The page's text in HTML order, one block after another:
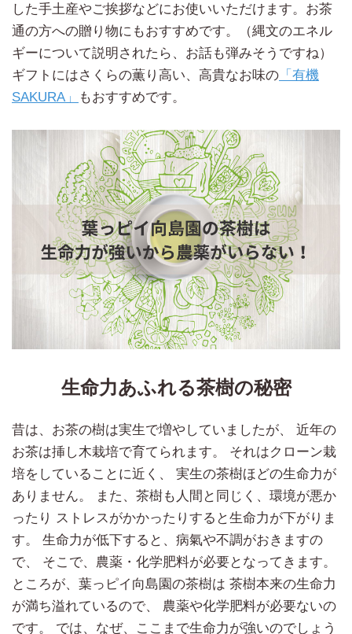
した手土産やご挨拶などにお使いいただけます。お茶
通の方への贈り物にもおすすめです。（縄文のエネル
ギーについて説明されたら、お話も弾みそうですね）
ギフトにはさくらの薫り高い、高貴なお味の 「有機
SAKURA」
もおすすめです。
生命力あふれる茶樹の秘密
昔は、お茶の樹は実生で増やしていましたが、 近年の
お茶は挿し木栽培で育てられます。 それはクローン栽
培をしていることに近く、 実生の茶樹ほどの生命力が
ありません。 また、茶樹も人間と同じく、環境が悪か
ったり ストレスがかかったりすると生命力が下がりま
す。 生命力が低下すると、病氣や不調がおきますの
で、 そこで、農薬・化学肥料が必要となってきます。
ところが、葉っピイ向島園の茶樹は 茶樹本来の生命力
が満ち溢れているので、 農薬や化学肥料が必要ないの
です。 では、なぜ、ここまで生命力が強いのでしょう